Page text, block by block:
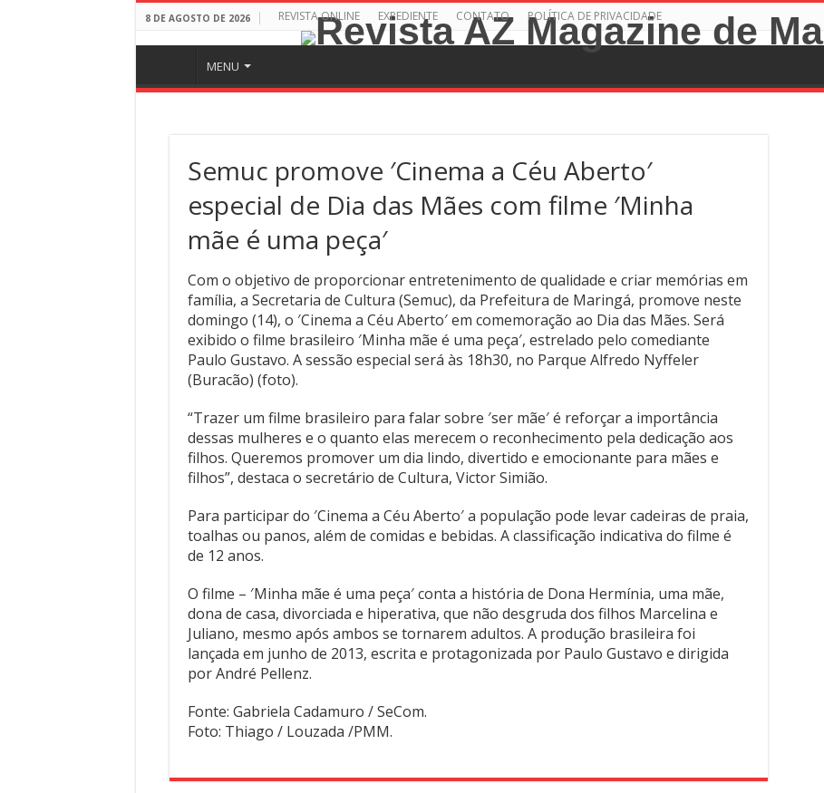
8 DE AGOSTO DE 2026 REVISTA ONLINE EXPEDIENTE CONTATO POLÍTICA DE PRIVACIDADE
MENU
Semuc promove ′Cinema a Céu Aberto′
especial de Dia das Mães com filme ′Minha
mãe é uma peça′
Com o objetivo de proporcionar entretenimento de qualidade e criar memórias em
família, a Secretaria de Cultura (Semuc), da Prefeitura de Maringá, promove neste
domingo (14), o ′Cinema a Céu Aberto′ em comemoração ao Dia das Mães. Será
exibido o filme brasileiro ′Minha mãe é uma peça′, estrelado pelo comediante
Paulo Gustavo. A sessão especial será às 18h30, no Parque Alfredo Nyffeler
(Buracão) (foto).
“Trazer um filme brasileiro para falar sobre ′ser mãe′ é reforçar a importância
dessas mulheres e o quanto elas merecem o reconhecimento pela dedicação aos
filhos. Queremos promover um dia lindo, divertido e emocionante para mães e
filhos”, destaca o secretário de Cultura, Victor Simião.
Para participar do ′Cinema a Céu Aberto′ a população pode levar cadeiras de praia,
toalhas ou panos, além de comidas e bebidas. A classificação indicativa do filme é
de 12 anos.
O filme – ′Minha mãe é uma peça′ conta a história de Dona Hermínia, uma mãe,
dona de casa, divorciada e hiperativa, que não desgruda dos filhos Marcelina e
Juliano, mesmo após ambos se tornarem adultos. A produção brasileira foi
lançada em junho de 2013, escrita e protagonizada por Paulo Gustavo e dirigida
por André Pellenz.
Fonte: Gabriela Cadamuro / SeCom.
Foto: Thiago / Louzada /PMM.